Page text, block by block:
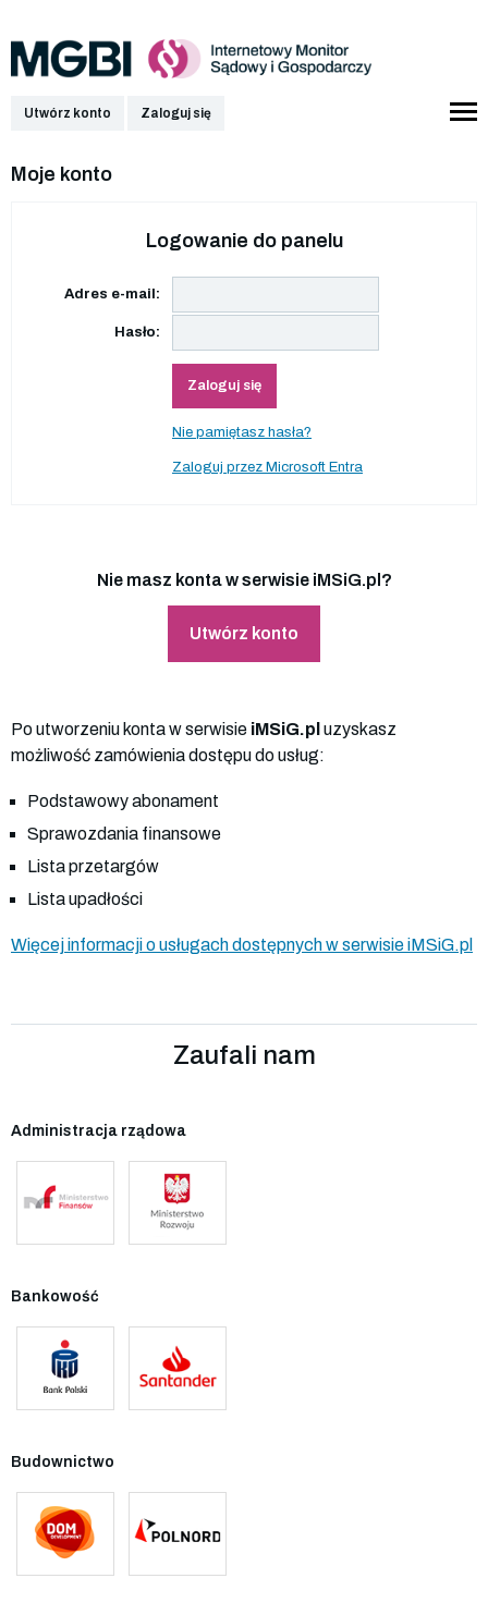
Utwórz konto Zaloguj się
Moje konto
Logowanie do panelu
Adres e-mail:
Hasło:
Zaloguj się
Nie pamiętasz hasła?
Zaloguj przez Microsoft Entra
Nie masz konta w serwisie iMSiG.pl?
Utwórz konto
Po utworzeniu konta w serwisie iMSiG.pl uzyskasz
możliwość zamówienia dostępu do usług:
Podstawowy abonament
Sprawozdania finansowe
Lista przetargów
Lista upadłości
Więcej informacji o usługach dostępnych w serwisie iMSiG.pl
Zaufali nam
Administracja rządowa
Bankowość
Budownictwo